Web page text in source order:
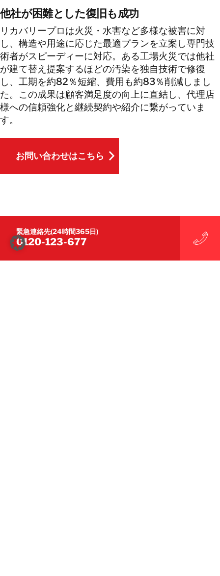
お客様へ
他社が困難とした復旧も成功
リカバリープロは火災・水害など多様な被害に対
し、構造や用途に応じた最適プランを立案し専門技
術者がスピーディーに対応。ある工場火災では他社
が建て替え提案するほどの汚染を独自技術で修復
し、工期を約82％短縮、費用も約83％削減しまし
た。この成果は顧客満足度の向上に直結し、代理店
様への信頼強化と継続契約や紹介に繋がっていま
す。
お問い合わせはこちら
緊急連絡先(24時間365日)
0120-123-677